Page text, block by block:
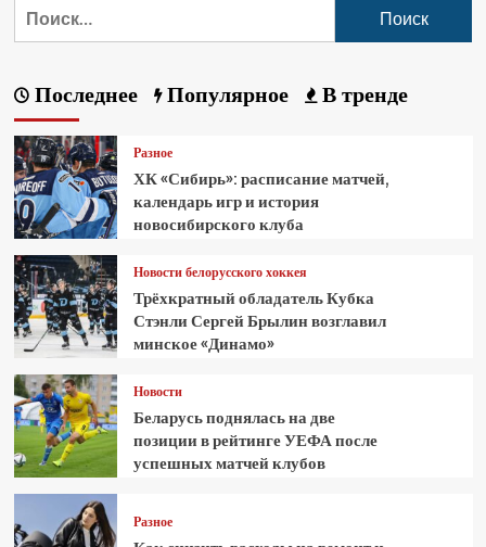
Последнее Популярное В тренде
Разное
ХК «Сибирь»: расписание матчей,
календарь игр и история
новосибирского клуба
Новости белорусского хоккея
Трёхкратный обладатель Кубка
Стэнли Сергей Брылин возглавил
минское «Динамо»
Новости
Беларусь поднялась на две
позиции в рейтинге УЕФА после
успешных матчей клубов
Разное